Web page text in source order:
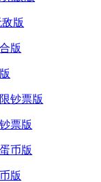
版
票版
版